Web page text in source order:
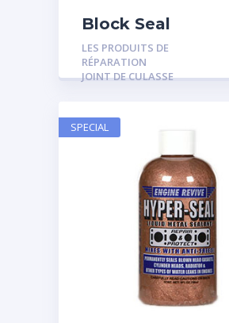
Block Seal
LES PRODUITS DE
RÉPARATION
JOINT DE CULASSE
SPECIAL